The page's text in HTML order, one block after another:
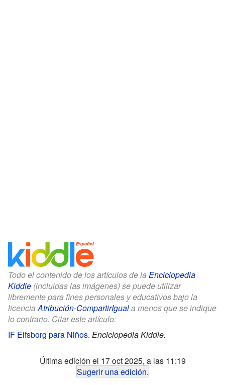
Todo el contenido de los artículos de la Enciclopedia
Kiddle (incluidas las imágenes) se puede utilizar
libremente para fines personales y educativos bajo la
licenciaAtribución-CompartirIguala menos que se indique
lo contrario. Citar este artículo:
IF Elfsborg para Niños. Enciclopedia Kiddle.
Última edición el 17 oct 2025, a las 11:19
Sugerir una edición.